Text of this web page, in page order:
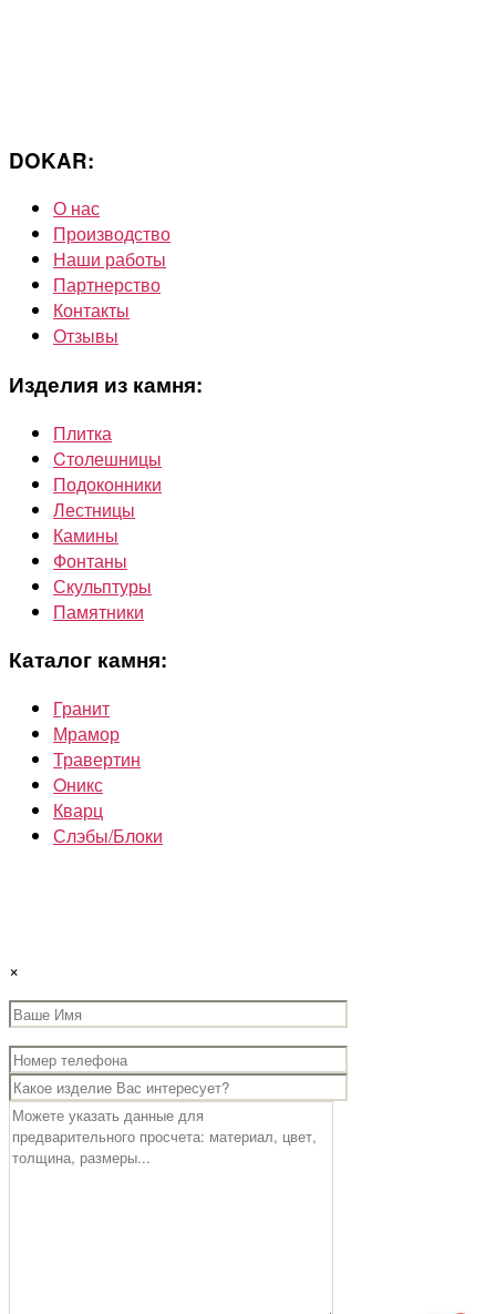
DOKAR:
О нас
Производство
Наши работы
Партнерство
Контакты
Отзывы
Изделия из камня:
Плитка
Cтолешницы
Подоконники
Лестницы
Камины
Фонтаны
Скульптуры
Памятники
Каталог камня:
Гранит
Мрамор
Травертин
Oникс
Кварц
Слэбы/Блоки
×